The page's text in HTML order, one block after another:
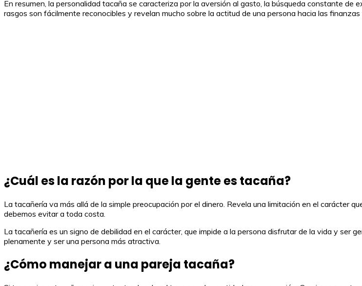
En resumen, la personalidad tacaña se caracteriza por la aversión al gasto, la búsqueda constante
rasgos son fácilmente reconocibles y revelan mucho sobre la actitud de una persona hacia las finanzas
¿Cuál es la razón por la que la gente es tacaña?
La tacañería va más allá de la simple preocupación por el dinero. Revela una limitación en el carácter
debemos evitar a toda costa.
La tacañería es un signo de debilidad en el carácter, que impide a la persona disfrutar de la vida y ser
plenamente y ser una persona más atractiva.
¿Cómo manejar a una pareja tacaña?